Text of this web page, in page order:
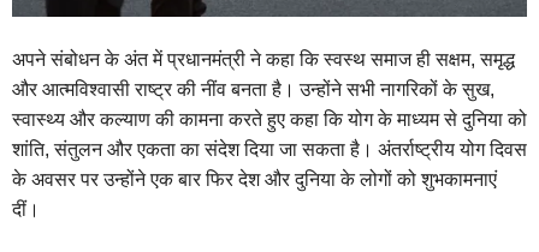
अपने संबोधन के अंत में प्रधानमंत्री ने कहा कि स्वस्थ समाज ही सक्षम, समृद्ध
और आत्मविश्वासी राष्ट्र की नींव बनता है। उन्होंने सभी नागरिकों के सुख,
स्वास्थ्य और कल्याण की कामना करते हुए कहा कि योग के माध्यम से दुनिया को
शांति, संतुलन और एकता का संदेश दिया जा सकता है। अंतर्राष्ट्रीय योग दिवस
के अवसर पर उन्होंने एक बार फिर देश और दुनिया के लोगों को शुभकामनाएं
दीं।